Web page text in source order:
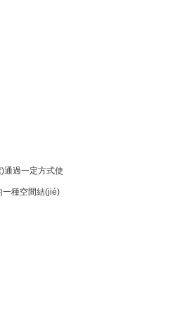
通過一定方式使
一種空間結(jié)